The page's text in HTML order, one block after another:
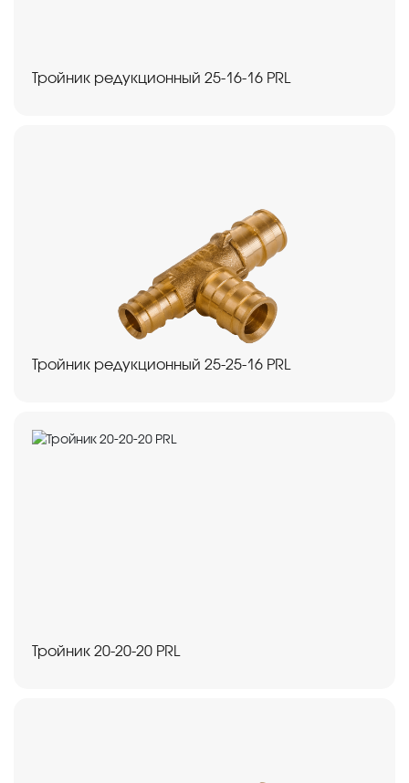
Тройник редукционный 25-16-16 PRL
Тройник редукционный 25-25-16 PRL
Тройник 20-20-20 PRL